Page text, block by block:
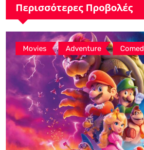
Περισσότερες Προβολές
Movies , Adventure ,